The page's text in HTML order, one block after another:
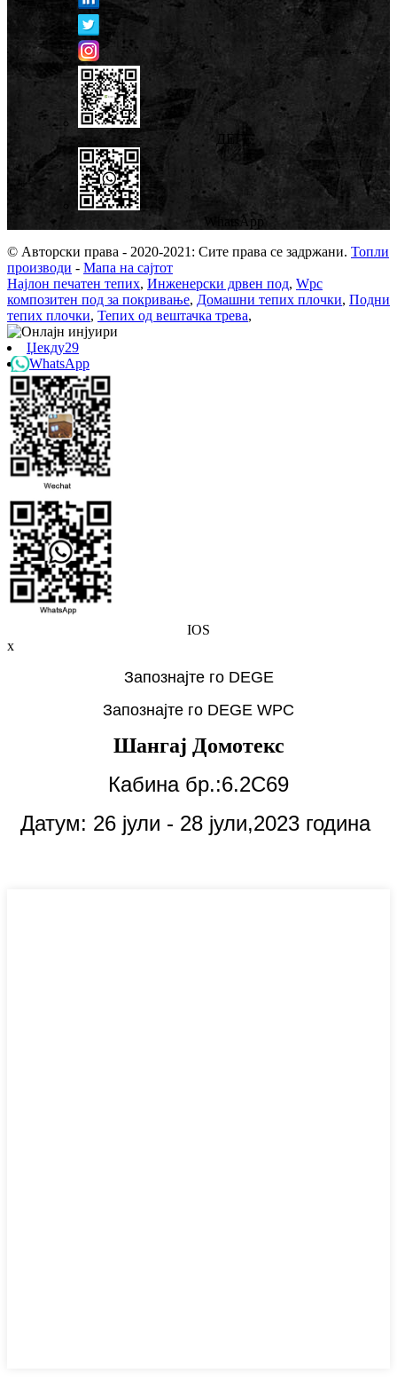
ДЕГЕ
WhatsApp
© Авторски права - 2020-2021: Сите права се задржани. Топли
производи - Мапа на сајтот
Најлон печатен тепих, Инженерски дрвен под, Wpc
композитен под за покривање, Домашни тепих плочки, Подни
тепих плочки, Тепих од вештачка трева,
Џекду29
WhatsApp
IOS
x
Запознајте го DEGE
Запознајте го DEGE WPC
Шангај Домотекс
Кабина бр.:6.2C69
Датум: 26 јули - 28 јули,2023 година